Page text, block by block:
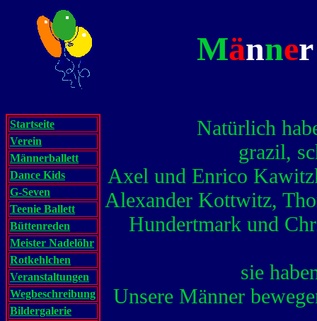
Männe
Startseite
Verein
Männerballett
Dance Kids
G-Seven
Teenie Ballett
Büttenreden
Meister Nadelöhr
Rotkehlchen
Veranstaltungen
Wegbeschreibung
Bildergalerie
Natürlich
grazil,
Axel und Enrico
Alexander Kottwitz,
Hundertmark und
sie
Unsere Männer